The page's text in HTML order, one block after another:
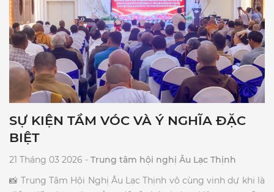
SỰ KIỆN TẦM VÓC VÀ Ý NGHĨA ĐẶC
BIỆT
21 Tháng 03 2026 - Trung tâm hội nghị Âu Lạc Thịnh
​📸 Trung Tâm Hội Nghị Âu Lạc Thịnh vô cùng vinh dự khi là